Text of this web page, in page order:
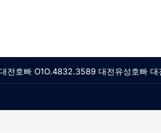
전호빠 O1O.4832.3589 대전유성호빠